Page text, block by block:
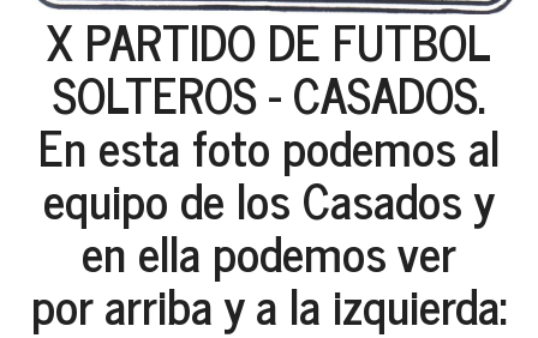
X PARTIDO DE FUTBOL
SOLTEROS - CASADOS.
En esta foto podemos al
equipo de los Casados y
en ella podemos ver
por arriba y a la izquierda: